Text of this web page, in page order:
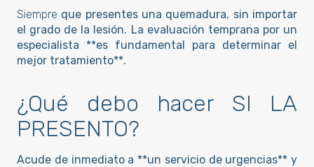
Siempre que presentes una quemadura, sin importar
el grado de la lesión. La evaluación temprana por un
especialista **es fundamental para determinar el
mejor tratamiento**.
¿Qué debo hacer SI LA
PRESENTO?
Acude de inmediato a **un servicio de urgencias** y